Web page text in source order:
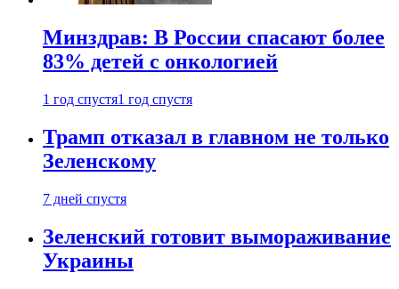
Минздрав: В России спасают более
83% детей с онкологией
1 год спустя1 год спустя
Трамп отказал в главном не только
Зеленскому
7 дней спустя
Зеленский готовит вымораживание
Украины